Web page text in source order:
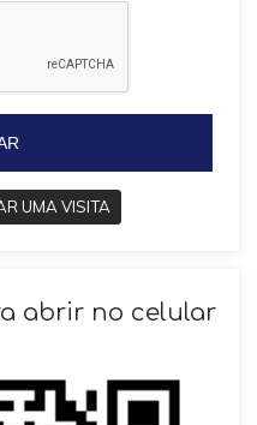
UMA VISITA
abrir no celular